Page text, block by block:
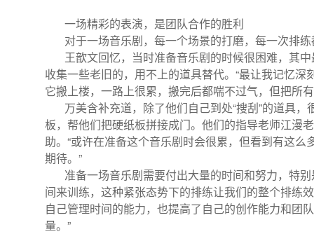
一场精彩的表演，是团队合作的胜利
对于一场音乐剧，每一个场景的打磨，每一次排练
王歆文回忆，当时准备音乐剧的时候很困难，其中
收集一些老旧的，用不上的道具替代。“最让我记忆
它搬上楼，一路上很累，搬完后都喘不过气，但把所
万美含补充道，除了他们自己到处“搜刮”的道具，
板，帮他们把硬纸板拼接成门。他们的指导老师江漫
助。“或许在准备这个音乐剧时会很累，但看到有这
期待。”
准备一场音乐剧需要付出大量的时间和努力，特别
间来训练，这种紧张态势下的排练让我们的整个排练
自己管理时间的能力，也提高了自己的创作能力和团
量。”